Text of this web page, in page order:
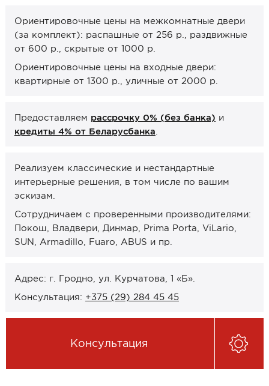
Каталоги от производителей
Сервис
Консультация
Онлайн-формат работы
Оплата
Рассрочка 0% (без банка)
Кредиты 4% от Беларусбанка
Карты рассрочек
Контакты и график работы
Сотрудничество
Ориентировочные цены на межкомнатные двери
(за комплект): распашные от 256 р., раздвижные
от 600 р., скрытые от 1000 р.
Ориентировочные цены на входные двери:
квартирные от 1300 р., уличные от 2000 р.
Предоставляем рассрочку 0% (без банка) и
кредиты 4% от Беларусбанка
Реализуем классические и нестандартные
интерьерные решения, в том числе по вашим
эскизам.
Сотрудничаем с проверенными производителями:
Покош, Владвери, Динмар, Prima Porta, ViLario,
SUN, Armadillo, Fuaro, ABUS и пр.
Адрес: г. Гродно, ул. Курчатова, 1 «Б».
Консультация: +375 (29) 284 45 45
Консультация